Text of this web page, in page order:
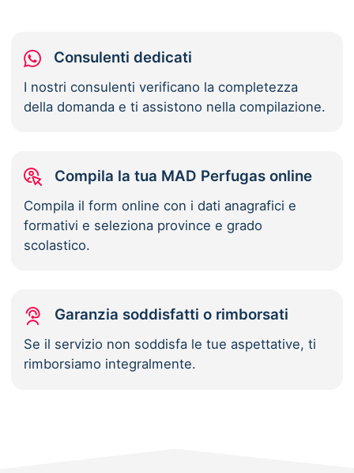
Consulenti dedicati
I nostri consulenti verificano la completezza
della domanda e ti assistono nella compilazione.
Compila la tua MAD Perfugas online
Compila il form online con i dati anagrafici e
formativi e seleziona province e grado
scolastico.
Garanzia soddisfatti o rimborsati
Se il servizio non soddisfa le tue aspettative, ti
rimborsiamo integralmente.